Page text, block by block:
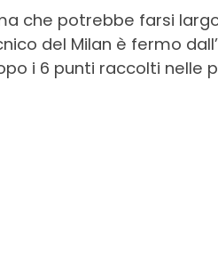
che potrebbe farsi
del Milan è fermo
i 6 punti raccolti nelle